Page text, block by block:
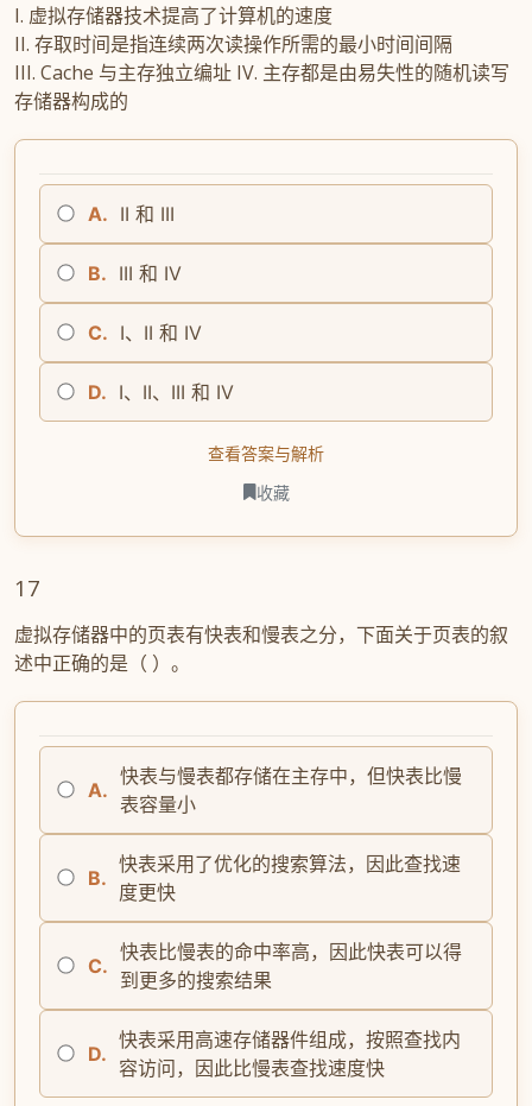
I. 虚拟存储器技术提高了计算机的速度
II. 存取时间是指连续两次读操作所需的最小时间间隔
III. Cache 与主存独立编址 IV. 主存都是由易失性的随机读写
存储器构成的
A. II 和 III
B. III 和 IV
C. I、II 和 IV
D. I、II、III 和 IV
查看答案与解析
收藏
17
虚拟存储器中的页表有快表和慢表之分，下面关于页表的叙
述中正确的是（ ）。
A.
快表与慢表都存储在主存中，但快表比慢
表容量小
B.
快表采用了优化的搜索算法，因此查找速
度更快
C.
快表比慢表的命中率高，因此快表可以得
到更多的搜索结果
D.
快表采用高速存储器件组成，按照查找内
容访问，因此比慢表查找速度快